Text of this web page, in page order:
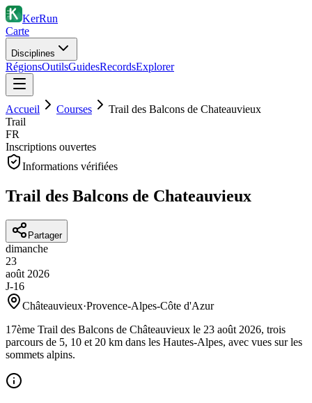
KerRun
Carte
Disciplines
RégionsOutilsGuidesRecordsExplorer
Accueil Courses
Trail des Balcons de Chateauvieux
Trail
FR
Inscriptions ouvertes
Informations vérifiées
Trail des Balcons de Chateauvieux
Partager
dimanche
23
août 2026
J-16
Châteauvieux·Provence-Alpes-Côte d'Azur
17ème Trail des Balcons de Châteauvieux le 23 août 2026, trois
parcours de 5, 10 et 20 km dans les Hautes-Alpes, avec vues sur les
sommets alpins.